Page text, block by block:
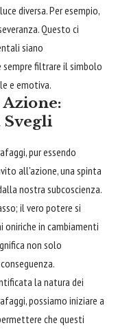
diversa. Per esempio,
Questo ci
siano
filtrare il simbolo
e emotiva.
Svegli
pur essendo
all'azione, una spinta
nostra subcoscienza.
il vero potere si
in cambiamenti
non solo
la natura dei
possiamo iniziare a
che questi